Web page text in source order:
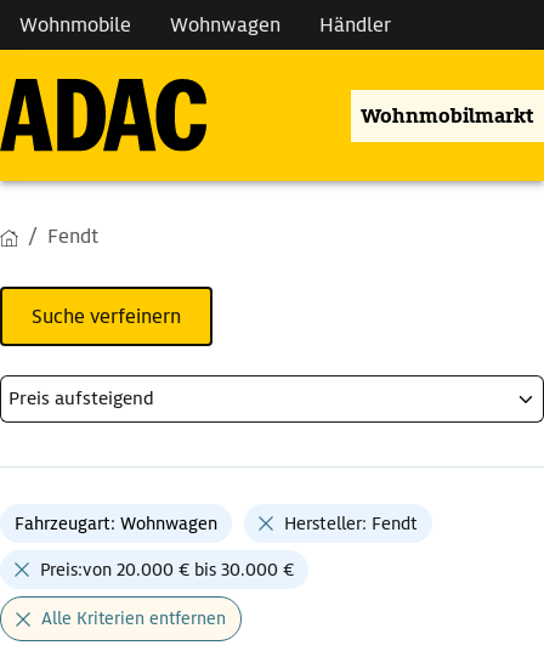
Wohnmobile Wohnwagen Händler
Wohnmobilmarkt
Fendt
Suche verfeinern
Fahrzeugart: Wohnwagen Hersteller: Fendt
Preis:von 20.000 € bis 30.000 €
Alle Kriterien entfernen